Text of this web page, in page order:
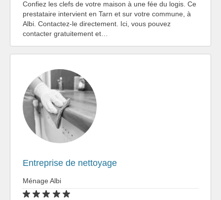
Confiez les clefs de votre maison à une fée du logis. Ce
prestataire intervient en Tarn et sur votre commune, à
Albi. Contactez-le directement. Ici, vous pouvez
contacter gratuitement et…
Entreprise de nettoyage
Ménage Albi